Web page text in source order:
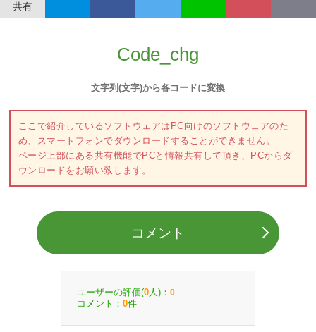
共有
Code_chg
文字列(文字)から各コードに変換
ここで紹介しているソフトウェアはPC向けのソフトウェアのた
め、スマートフォンでダウンロードすることができません。
ページ上部にある共有機能でPCと情報共有して頂き、PCからダ
ウンロードをお願い致します。
コメント
ユーザーの評価(0 人)： 0
コメント： 0件